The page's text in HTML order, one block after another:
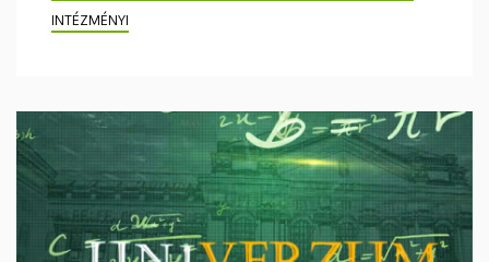
INTÉZMÉNYI